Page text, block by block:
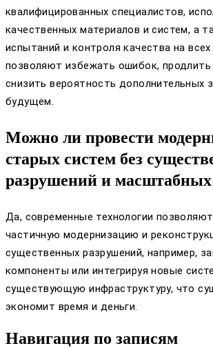
квалифицированных специалистов,
качественных материалов и систем, а
испытаний и контроля качества на всех
позволяют избежать ошибок,
снизить вероятность дополнительных
будущем.
Можно ли провести
старых систем без
разрушений и масштабных
Да, современные технологии
частичную модернизацию и
существенных разрушений, например,
компоненты или интегрируя новые
существующую инфраструктуру, что
экономит время и деньги.
Навигация по записям